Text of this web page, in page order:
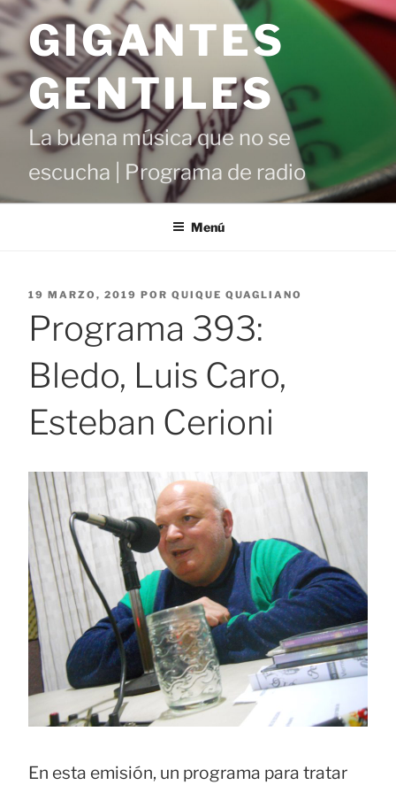
Saltar
contenido
GIGANTES
GENTILES
La buena música que no se
escucha | Programa de radio
Menú
PUBLICADO
19 MARZO, 2019 POR QUIQUE QUAGLIANO
Programa 393:
Bledo, Luis Caro,
Esteban Cerioni
En esta emisión, un programa para tratar